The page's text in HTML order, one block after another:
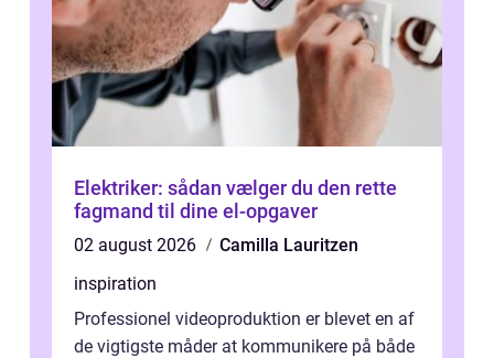
Elektriker: sådan vælger du den rette
fagmand til dine el-opgaver
02 august 2026
Camilla Lauritzen
inspiration
Professionel videoproduktion er blevet en af
de vigtigste måder at kommunikere på både